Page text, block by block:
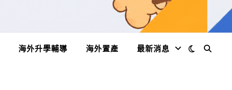
海外升學輔導 海外置產 最新消息